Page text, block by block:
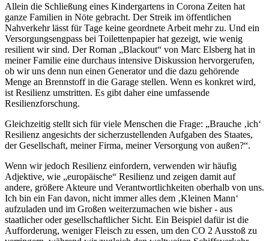
Allein die Schließung eines Kindergartens in Corona Zeiten hat
ganze Familien in Nöte gebracht. Der Streik im öffentlichen
Nahverkehr lässt für Tage keine geordnete Arbeit mehr zu. Und ein
Versorgungsengpass bei Toilettenpapier hat gezeigt, wie wenig
resilient wir sind. Der Roman „Blackout“ von Marc Elsberg hat in
meiner Familie eine durchaus intensive Diskussion hervorgerufen,
ob wir uns denn nun einen Generator und die dazu gehörende
Menge an Brennstoff in die Garage stellen. Wenn es konkret wird,
ist Resilienz umstritten. Es gibt daher eine umfassende
Resilienzforschung.
Gleichzeitig stellt sich für viele Menschen die Frage: „Brauche ‚ich‘
Resilienz angesichts der sicherzustellenden Aufgaben des Staates,
der Gesellschaft, meiner Firma, meiner Versorgung von außen?“.
Wenn wir jedoch Resilienz einfordern, verwenden wir häufig
Adjektive, wie „europäische“ Resilienz und zeigen damit auf
andere, größere Akteure und Verantwortlichkeiten oberhalb von uns.
Ich bin ein Fan davon, nicht immer alles dem ‚Kleinen Mann‘
aufzuladen und im Großen weiterzumachen wie bisher - aus
staatlicher oder gesellschaftlicher Sicht. Ein Beispiel dafür ist die
Aufforderung, weniger Fleisch zu essen, um den CO 2 Ausstoß zu